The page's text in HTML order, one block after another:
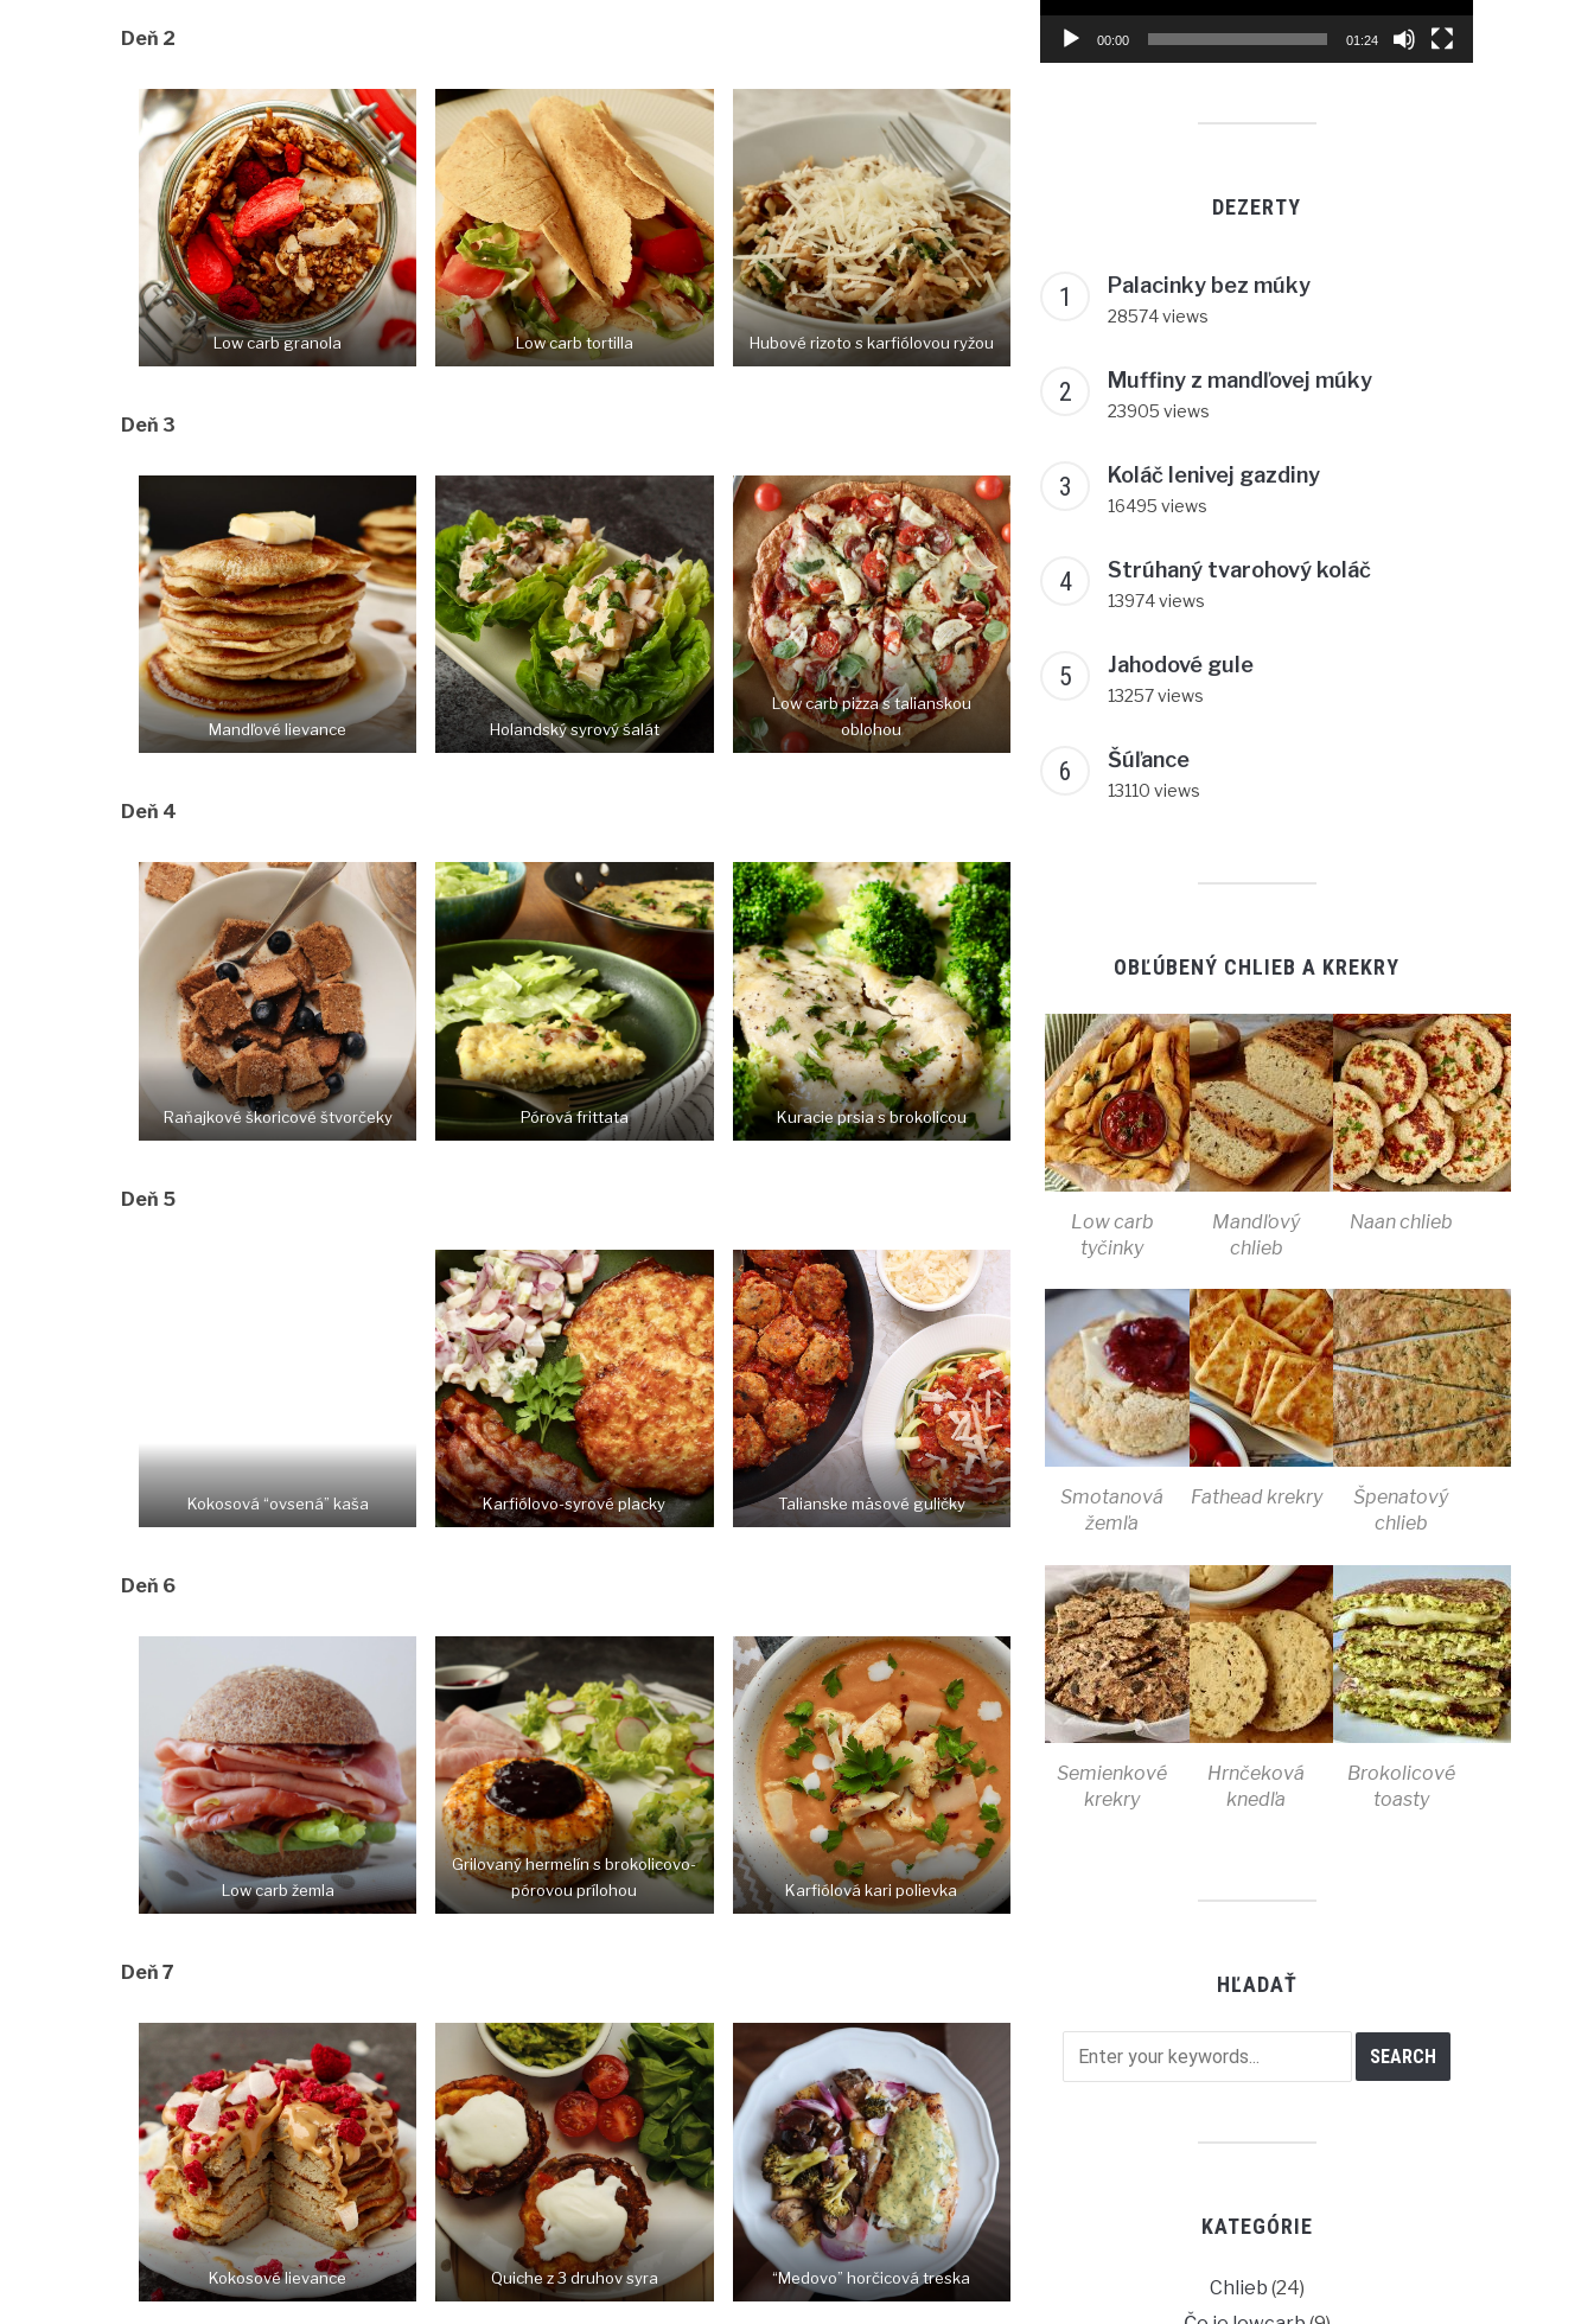
Deň 2
Low carb granola Low carb tortilla Hubové rizoto s karfiólovou ryžou
Deň 3
Mandľové lievance Holandský syrový šalát
Low carb pizza s talianskou
oblohou
Deň 4
Raňajkové škoricové štvorčeky Pórová frittata Kuracie prsia s brokolicou
Deň 5
Kokosová “ovsená” kaša Karfiólovo-syrové placky Talianske mäsové guličky
Deň 6
Low carb žemla
Grilovaný hermelín s brokolicovo-
pórovou prílohou
Karfiólová kari polievka
Deň 7
Kokosové lievance Quiche z 3 druhov syra “Medovo” horčicová treska
00:00 01:24
DEZERTY
Palacinky bez múky
28574 views
Muffiny z mandľovej múky
23905 views
Koláč lenivej gazdiny
16495 views
Strúhaný tvarohový koláč
13974 views
Jahodové gule
13257 views
Šúľance
13110 views
OBĽÚBENÝ CHLIEB A KREKRY
Low carb
tyčinky
Mandľový
chlieb
Naan chlieb
Smotanová
žemľa
Fathead krekry
Špenatový
chlieb
Semienkové
krekry
Hrnčeková
knedľa
Brokolicové
toasty
HĽADAŤ
KATEGÓRIE
Chlieb (24)